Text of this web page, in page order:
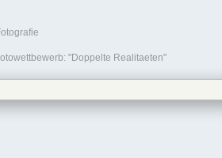
"Doppelte Realitaeten"